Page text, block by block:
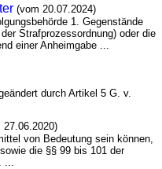
(vom 20.07.2024)
1. Gegenstände
der Strafprozessordnung) oder die
einer Anheimgabe ...
durch Artikel 5 G. v.
27.06.2020)
von Bedeutung sein können,
die §§ 99 bis 101 der